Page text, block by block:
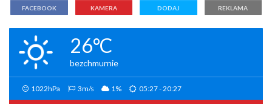
FACEBOOK KAMERA DODAJ REKLAMA
26°C
bezchmurnie
1022hPa 3m/s 1% 05:27 - 20:27